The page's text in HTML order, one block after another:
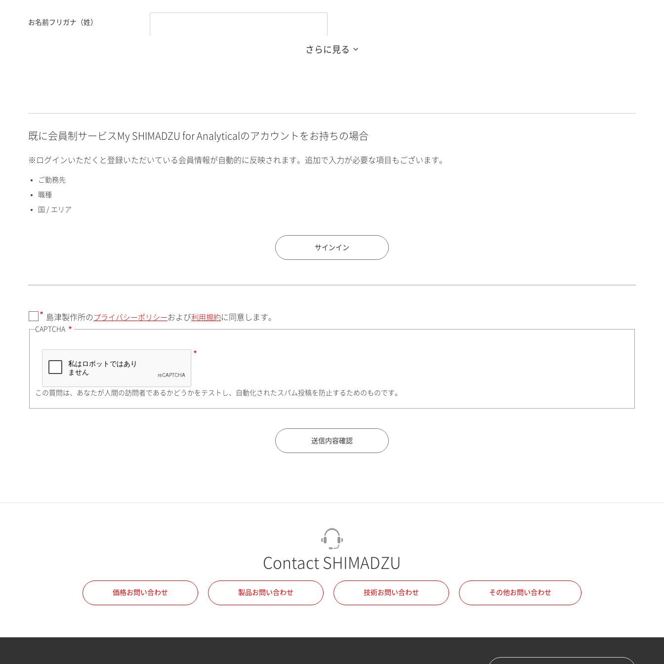
お名前フリガナ（姓）
英数）
国 / エリア
住所検索
町名・番地（勤務先）
所属部署
さらに見る
既に会員制サービスMy SHIMADZU for Analyticalのアカウントをお持ちの場合
※ログインいただくと登録いただいている会員情報が自動的に反映されます。追加で入力が必要な項目もございます。
ご勤務先
職種
国 / エリア
サインイン
島津製作所の プライバシーポリシー および利用規約 に同意します。
CAPTCHA
この質問は、あなたが人間の訪問者であるかどうかをテストし、自動化されたスパム投稿を防止するためのものです。
Contact SHIMADZU
価格お問い合わせ 製品お問い合わせ 技術お問い合わせ その他お問い合わせ